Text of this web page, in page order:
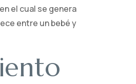
el cual se genera
entre un bebé y